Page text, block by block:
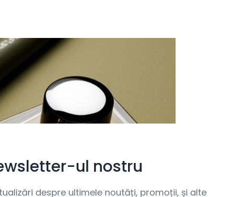
ul nostru
despre ultimele noutăți, promoții, și alte